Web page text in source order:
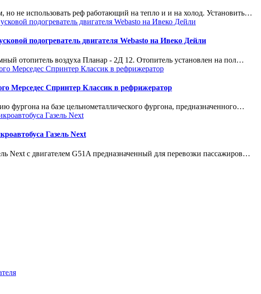
но не использовать реф работающий на тепло и и на холод. Установить…
подогреватель двигателя Webasto на Ивеко Дейли
отопитель воздуха Планар - 2Д 12. Отопитель установлен на пол…
Мерседес Спринтер Классик в рефрижератор
фургона на базе цельнометаллического фургона, предназначенного…
Газель Next
Next с двигателем G51A предназначенный для перевозки пассажиров…